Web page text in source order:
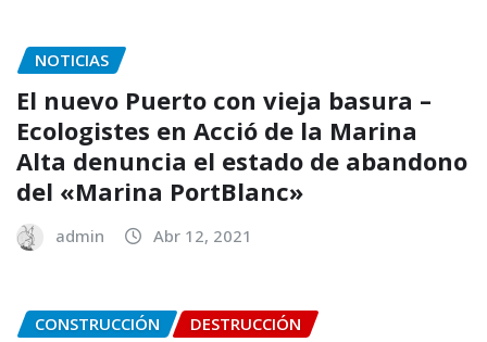
NOTICIAS
El nuevo Puerto con vieja basura –
Ecologistes en Acció de la Marina
Alta denuncia el estado de abandono
del «Marina PortBlanc»
admin Abr 12, 2021
CONSTRUCCIÓN
DESTRUCCIÓN